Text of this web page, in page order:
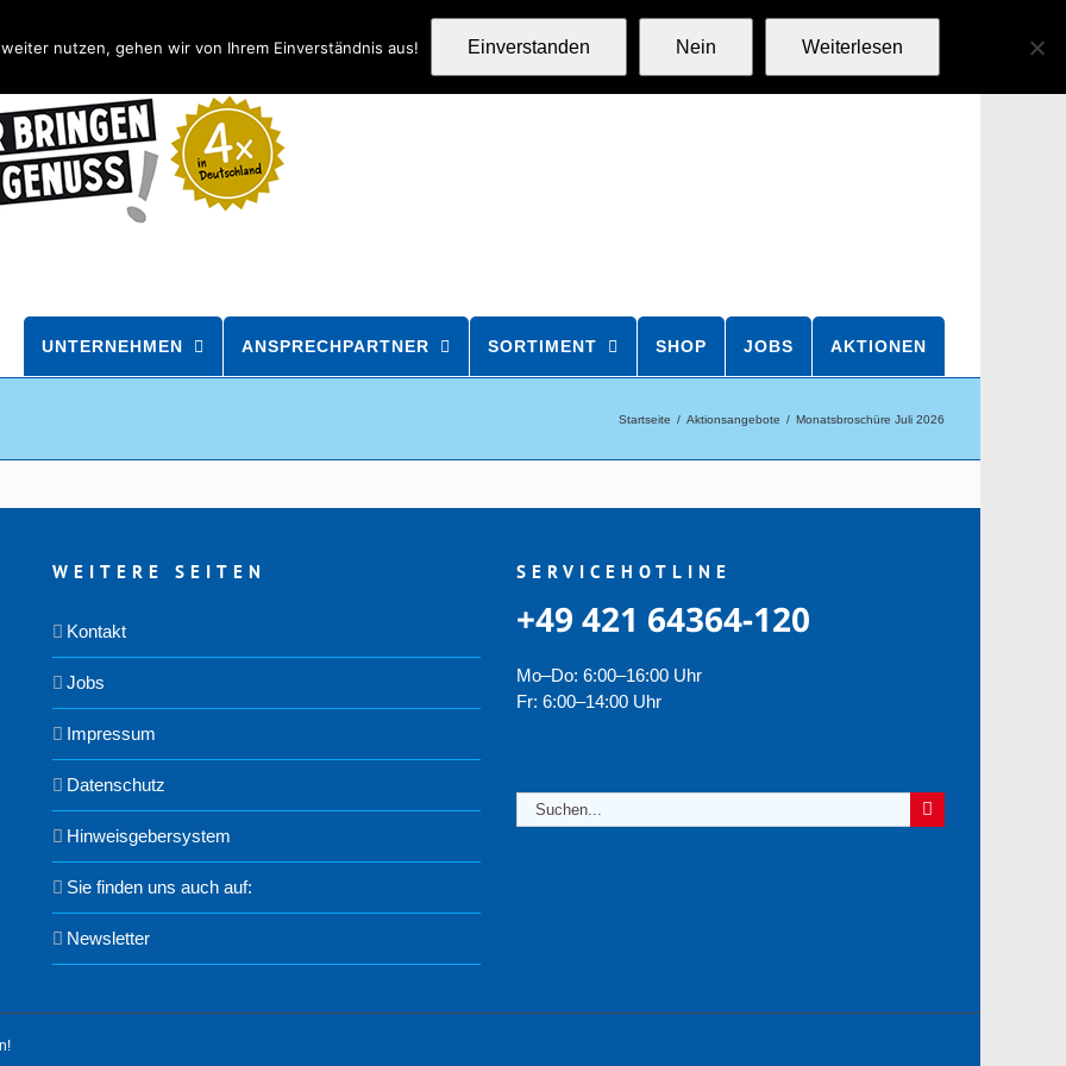
UNTERNEHMEN ANSPRECHPARTNER SORTIMENT SHOP JOBS AKTIONEN
Startseite Aktionsangebote Monatsbroschüre Juli 2026
WEITERE SEITEN
Kontakt
Jobs
Impressum
Datenschutz
Hinweisgebersystem
Sie finden uns auch auf:
Newsletter
SERVICEHOTLINE
+49 421 64364-120
Mo–Do: 6:00–16:00 Uhr
Fr: 6:00–14:00 Uhr
Suche
nach:
nutzen, gehen wir von Ihrem Einverständnis aus! Einverstanden Nein Weiterlesen